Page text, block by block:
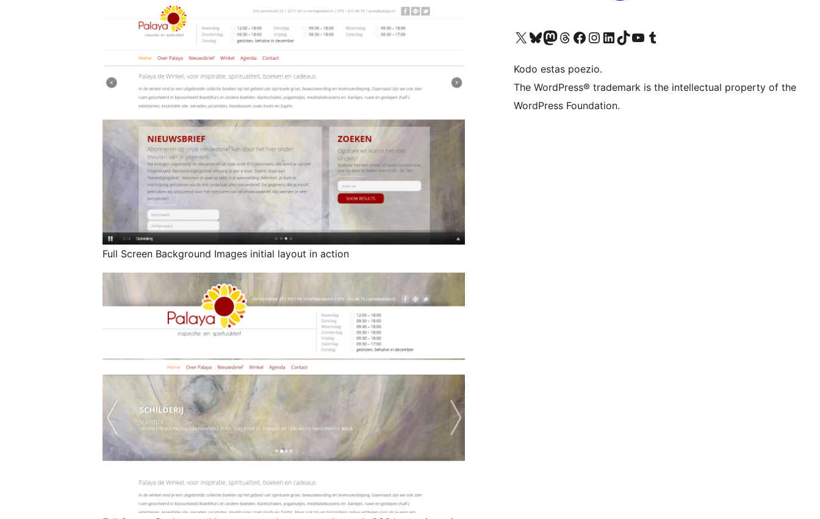
Full Screen Background Images initial layout in action
Visit our X (formerly Twitter) account
Visit our Bluesky account
Visit our Mastodon account
Visit our Threads account
Visit our Facebook page
Visit our Instagram account
Visit our LinkedIn account
Visit our TikTok account
Visit our YouTube channel
Visit our Tumblr account
Kodo estas poezio.
The WordPress® trademark is the intellectual property of the
WordPress Foundation.